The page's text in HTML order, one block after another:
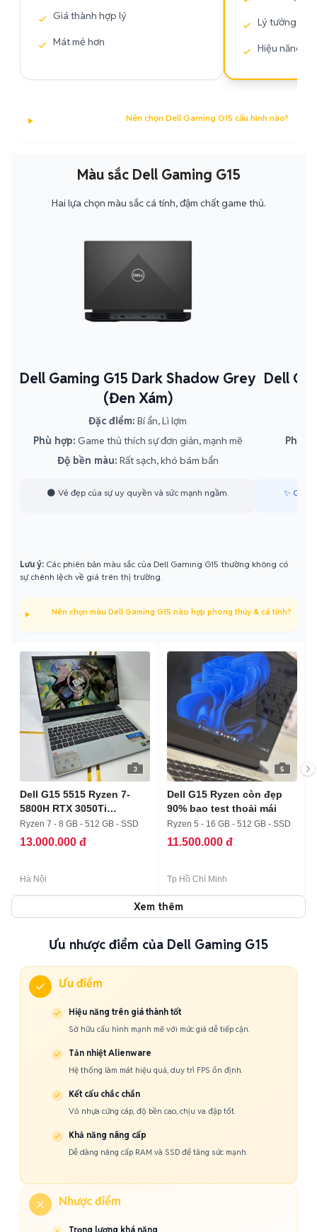
Giá thành hợp lý
Mát mẻ hơn
Lý tưởng
Hiệu năng
Nên chọn Dell Gaming G15 cấu hình nào?
Màu sắc Dell Gaming G15
Hai lựa chọn màu sắc cá tính, đậm chất game thủ.
Dell Gaming G15 Dark Shadow Grey
(Đen Xám)
Đặc điểm: Bí ẩn, Lì lợm
Phù hợp: Game thủ thích sự đơn giản, mạnh mẽ
Độ bền màu: Rất sạch, khó bám bẩn
🌑 Vẻ đẹp của sự uy quyền và sức mạnh ngầm.
Dell
Phù
✨ Cảm
Lưu ý: Các phiên bản màu sắc của Dell Gaming G15 thường không có
sự chênh lệch về giá trên thị trường.
Nên chọn màu Dell Gaming G15 nào hợp phong thủy & cá tính?
3
Dell G15 5515 Ryzen 7-
5800H RTX 3050Ti
8/512/144Hz
Ryzen 7 - 8 GB - 512 GB - SSD
13.000.000 đ
Hà Nội
5
Dell G15 Ryzen còn đẹp
90% bao test thoải mái
Ryzen 5 - 16 GB - 512 GB - SSD
11.500.000 đ
Tp Hồ Chí Minh
Xem thêm
Ưu nhược điểm của Dell Gaming G15
Ưu điểm
Hiệu năng trên giá thành tốt
Sở hữu cấu hình mạnh mẽ với mức giá dễ tiếp cận.
Tản nhiệt Alienware
Hệ thống làm mát hiệu quả, duy trì FPS ổn định.
Kết cấu chắc chắn
Vỏ nhựa cứng cáp, độ bền cao, chịu va đập tốt.
Khả năng nâng cấp
Dễ dàng nâng cấp RAM và SSD để tăng sức mạnh.
Nhược điểm
Trọng lượng khá nặng